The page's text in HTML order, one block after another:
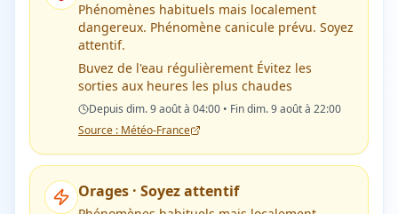
Phénomènes habituels mais localement
dangereux. Phénomène canicule prévu. Soyez
attentif.
Buvez de l'eau régulièrement Évitez les
sorties aux heures les plus chaudes
Depuis dim. 9 août à 04:00 • Fin dim. 9 août à 22:00
Source : Météo-France
Orages · Soyez attentif